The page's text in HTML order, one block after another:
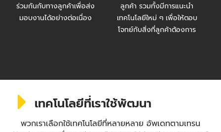
ร่วมกันกับทางลูกค้าเพื่อส่ง
มอบงานได้อย่างต่อเนื่อง
ลูกค้า รวมทั้งมีการแนะนำ
เทคโนโลยีใหม่ ๆ เพื่อให้ตอบ
โจทย์กับสิ่งที่ลูกค้าต้องการ
เทคโนโลยีที่เราใช้พัฒนา
พวกเราเลือกใช้เทคโนโลยีที่หลายหลาย อัพเดทตามเทรน